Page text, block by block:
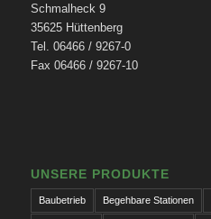
Schmalheck 9
35625 Hüttenberg
Tel. 06466 / 9267-0
Fax 06466 / 9267-10
UNSERE PRODUKTE
Baubetrieb Begehbare Stationen